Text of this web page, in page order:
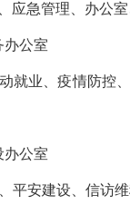
应急管理、办公
办公室
就业、疫情防控
办公室
平安建设、信访